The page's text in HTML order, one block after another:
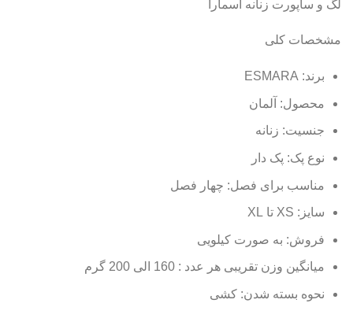
لگ و ساپورت زنانه اسمارا
مشخصات کلی
برند: ESMARA
محصول: آلمان
جنسیت: زنانه
نوع پک: پک دار
مناسب برای فصل: چهار فصل
سایز: XS تا XL
فروش: به صورت کیلویی
میانگین وزن تقریبی هر عدد : 160 الی 200 گرم
نحوه بسته شدن: کشی